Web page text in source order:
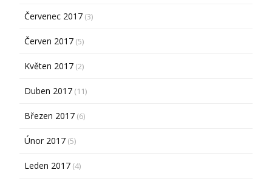
Červenec 2017 (3)
Červen 2017 (5)
Květen 2017 (2)
Duben 2017 (11)
Březen 2017 (6)
Únor 2017 (5)
Leden 2017 (4)